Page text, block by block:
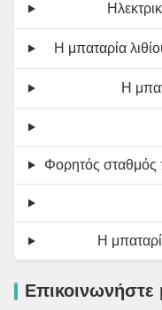
Η μπαταρία
Η
Φορητός σταθμός
Η
Επικοινωνήστε